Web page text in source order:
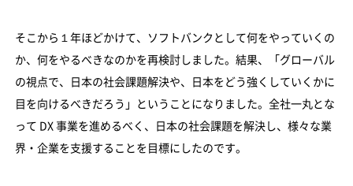
そこから１年ほどかけて、ソフトバンクとして何をやっていくの
か、何をやるべきなのかを再検討しました。結果、「グローバル
の視点で、日本の社会課題解決や、日本をどう強くしていくかに
目を向けるべきだろう」ということになりました。全社一丸とな
って DX 事業を進めるべく、日本の社会課題を解決し、様々な業
界・企業を支援することを目標にしたのです。